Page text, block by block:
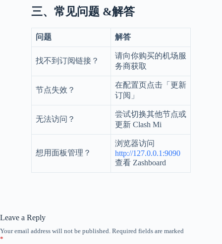
三、常见问题 &解答
问题 解答
找不到订阅链接？
请向你购买的机场服
务商获取
节点失效？
在配置页点击「更新
订阅」
无法访问？
尝试切换其他节点或
更新 Clash Mi
想用面板管理？
浏览器访问
http://127.0.0.1:9090
查看 Zashboard
Leave a Reply
Your email address will not be published. Required fields are marked
*